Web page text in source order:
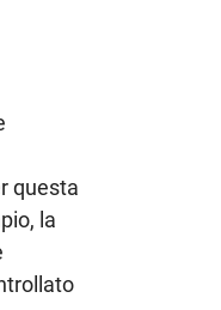
questa
la